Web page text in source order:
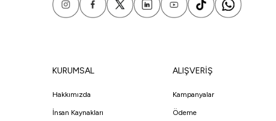
KURUMSAL
Hakkımızda
İnsan Kaynakları
ALIŞVERİŞ
Kampanyalar
Ödeme